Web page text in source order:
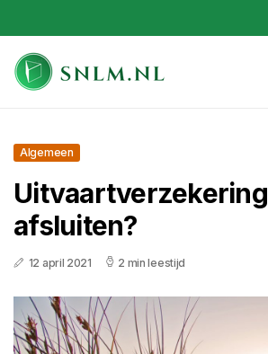
Algemeen
Uitvaartverzekering
afsluiten?
12 april 2021 2 min leestijd